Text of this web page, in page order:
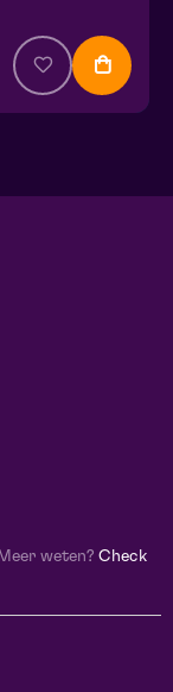
weten? Check